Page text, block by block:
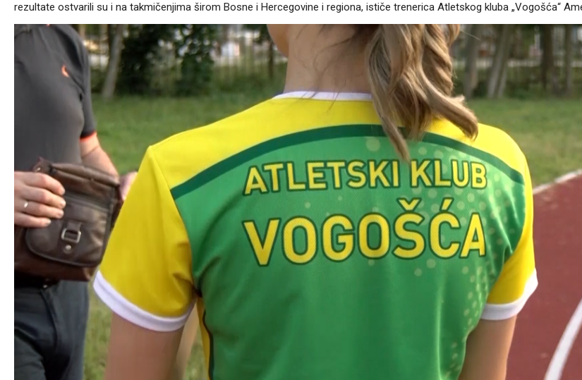
rezultate ostvarili su i na takmičenjima širom Bosne i Hercegovine i regiona, ističe trenerica Atletskog kluba „Vogošća“